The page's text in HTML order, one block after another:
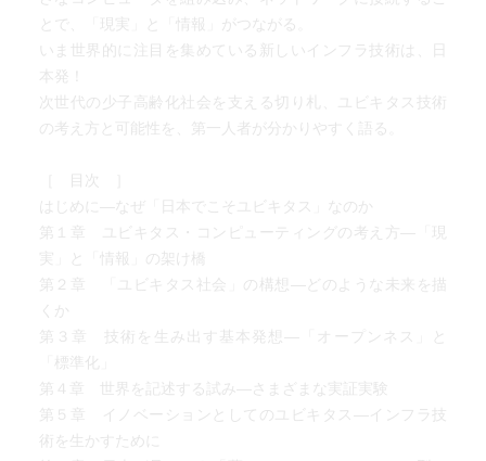
とで、「現実」と「情報」がつながる。
いま世界的に注目を集めている新しいインフラ技術は、日
本発！
次世代の少子高齢化社会を支える切り札、ユビキタス技術
の考え方と可能性を、第一人者が分かりやすく語る。
［ 目次 ］
はじめに―なぜ「日本でこそユビキタス」なのか
第１章 ユビキタス・コンピューティングの考え方―「現
実」と「情報」の架け橋
第２章 「ユビキタス社会」の構想―どのような未来を描
くか
第３章 技術を生み出す基本発想―「オープンネス」と
「標準化」
第４章 世界を記述する試み―さまざまな実証実験
第５章 イノベーションとしてのユビキタス―インフラ技
術を生かすために